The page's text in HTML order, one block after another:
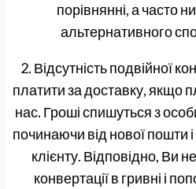
порівнянні, а часто
альтернативного
2. Відсутність подвійної
платити за доставку, якщо
нас. Гроші спишуться з
починаючи від нової пошти
клієнту. Відповідно, Ви
конвертації в гривні і